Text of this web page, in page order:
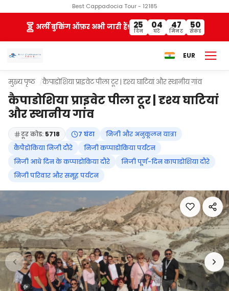
Best Cappadocia Tour - 12185
अर्ली बुकिंग ऑफ़र अभी जारी हैं! 25
दिन
04
घंटे
47
मिनट
49
सेकंड
EUR
मुख्य पृष्ठ कैपाडोशिया प्राइवेट पीला टूर | दृश्य घाटियां और स्थानीय गांव
कैपाडोशिया प्राइवेट पीला टूर | दृश्य घाटियां
और स्थानीय गांव
टूर कोड: 5718 7 घंटा
निजी और अनुकूलन यात्रा
कैपैडोकिया निजी दौरे
निजी कप्पाडोकिया पर्यटन
निजी आधे दिन के कप्पाडोकिया दौरे
निजी पूर्ण-दिन कापाडोशिया दौरे
निजी परिवार और समूह पर्यटन